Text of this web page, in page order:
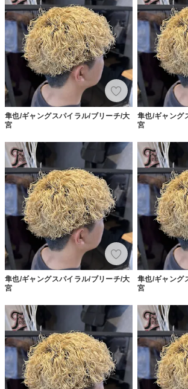
隼也/ギャングスパイラル/ブリーチ/大
宮
隼也/ギャング
宮
隼也/ギャングスパイラル/ブリーチ/大
宮
隼也/ギャング
宮